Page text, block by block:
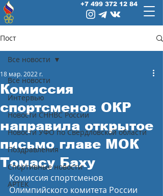
+7 499 372 12 84
Пост
Все новости
Интервью
Новости СННВС России
Новости УФО по Свердловской области
Поздравления
Спортивные новости
АРТЕК
Все новости
Комиссия
спортсменов ОКР
направила открытое
письмо главе МОК
Томасу Баху
18 мар. 2022 г.
Комиссия спортсменов
Олимпийского комитета России